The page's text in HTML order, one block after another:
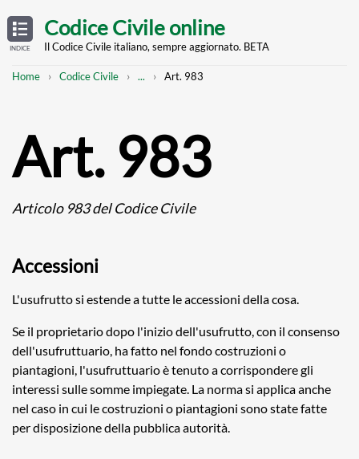
TABLE
OF
CONTENTS
INDICE
main
Codice Civile online
Il Codice Civile italiano, sempre aggiornato. BETA
Breadcrumb
Home Codice Civile
Mostra
... Art. 983
Art. 983
Articolo 983 del Codice Civile
Accessioni
L'usufrutto si estende a tutte le accessioni della cosa.
Se il proprietario dopo l'inizio dell'usufrutto, con il consenso
dell'usufruttuario, ha fatto nel fondo costruzioni o
piantagioni, l'usufruttuario è tenuto a corrispondere gli
interessi sulle somme impiegate. La norma si applica anche
nel caso in cui le costruzioni o piantagioni sono state fatte
per disposizione della pubblica autorità.